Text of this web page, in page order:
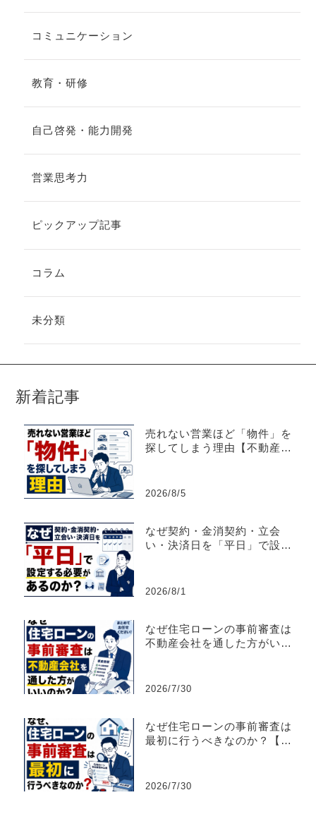
コミュニケーション
教育・研修
自己啓発・能力開発
営業思考力
ピックアップ記事
コラム
未分類
新着記事
売れない営業ほど「物件」を
探してしまう理由【不動産売
2026/8/5
なぜ契約・金消契約・立会
い・決済日を「平日」で設定
2026/8/1
なぜ住宅ローンの事前審査は
不動産会社を通した方がいい
2026/7/30
なぜ住宅ローンの事前審査は
最初に行うべきなのか？【不
2026/7/30